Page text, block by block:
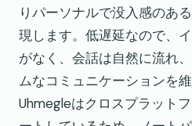
りパーソナルで没入感のあ
現します。低遅延なので、
がなく、会話は自然に流れ
ムなコミュニケーションを
Uhmegleはクロスプラット